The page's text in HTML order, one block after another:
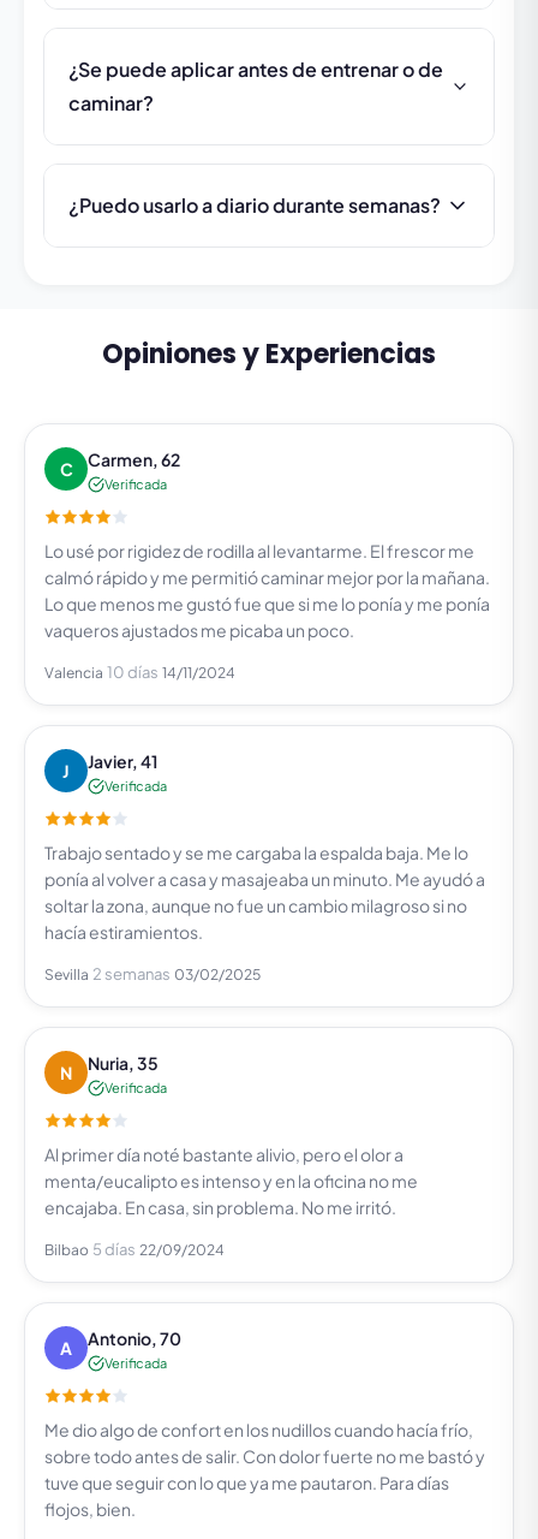
¿Se puede aplicar antes de entrenar o de
caminar?
¿Puedo usarlo a diario durante semanas?
Opiniones y Experiencias
C Carmen, 62
Verificada
Lo usé por rigidez de rodilla al levantarme. El frescor me
calmó rápido y me permitió caminar mejor por la mañana.
Lo que menos me gustó fue que si me lo ponía y me ponía
vaqueros ajustados me picaba un poco.
Valencia 10 días 14/11/2024
J Javier, 41
Verificada
Trabajo sentado y se me cargaba la espalda baja. Me lo
ponía al volver a casa y masajeaba un minuto. Me ayudó a
soltar la zona, aunque no fue un cambio milagroso si no
hacía estiramientos.
Sevilla 2 semanas 03/02/2025
N Nuria, 35
Verificada
Al primer día noté bastante alivio, pero el olor a
menta/eucalipto es intenso y en la oficina no me
encajaba. En casa, sin problema. No me irritó.
Bilbao 5 días 22/09/2024
A Antonio, 70
Verificada
Me dio algo de confort en los nudillos cuando hacía frío,
sobre todo antes de salir. Con dolor fuerte no me bastó y
tuve que seguir con lo que ya me pautaron. Para días
flojos, bien.